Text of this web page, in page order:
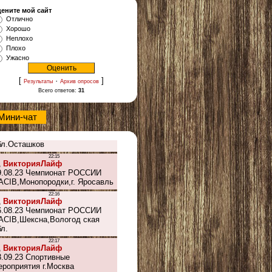
мой сайт
Отлично
Хорошо
Неплохо
Плохо
Ужасно
[ Результаты · Архив опросов ]
Всего ответов: 31
чат